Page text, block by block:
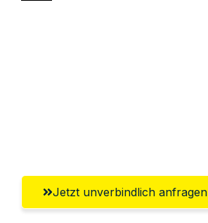
Jetzt unverbindlich anfragen